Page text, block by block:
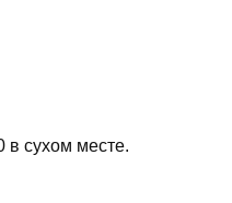
в сухом месте.